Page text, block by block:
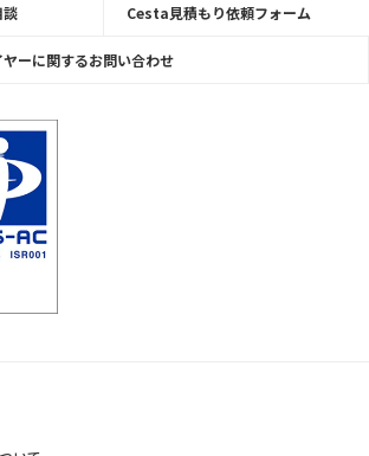
談 Cesta見積もり依頼フォーム
ーに関するお問い合わせ